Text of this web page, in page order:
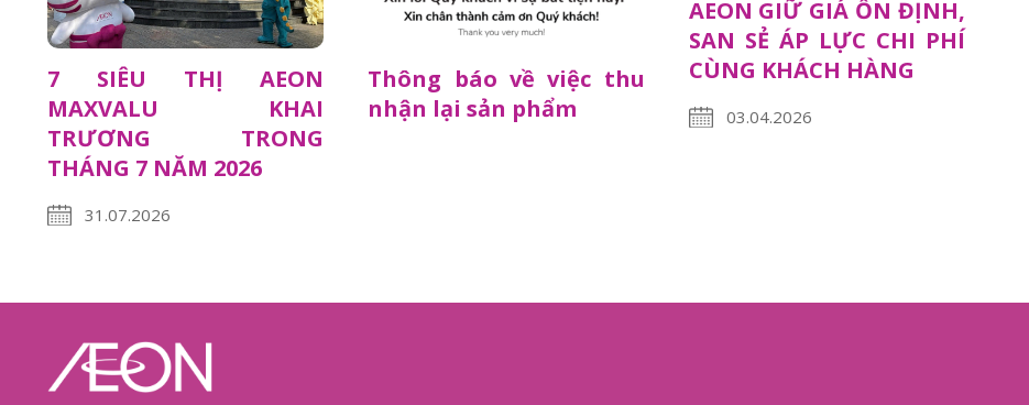
7 SIÊU THỊ AEON
MAXVALU KHAI
TRƯƠNG TRONG
THÁNG 7 NĂM 2026
31.07.2026
Thông báo về việc thu
nhận lại sản phẩm
AEON GIỮ GIÁ ỔN ĐỊNH,
SAN SẺ ÁP LỰC CHI PHÍ
CÙNG KHÁCH HÀNG
03.04.2026